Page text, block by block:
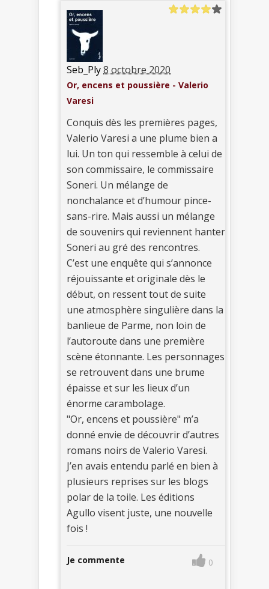
Seb_Ply8 octobre 2020
Or, encens et poussière - Valerio
Varesi
Conquis dès les premières pages,
Valerio Varesi a une plume bien a
lui. Un ton qui ressemble à celui de
son commissaire, le commissaire
Soneri. Un mélange de
nonchalance et d’humour pince-
sans-rire. Mais aussi un mélange
de souvenirs qui reviennent hanter
Soneri au gré des rencontres.
C’est une enquête qui s’annonce
réjouissante et originale dès le
début, on ressent tout de suite
une atmosphère singulière dans la
banlieue de Parme, non loin de
l’autoroute dans une première
scène étonnante. Les personnages
se retrouvent dans une brume
épaisse et sur les lieux d’un
énorme carambolage.
"Or, encens et poussière" m’a
donné envie de découvrir d’autres
romans noirs de Valerio Varesi.
J’en avais entendu parlé en bien à
plusieurs reprises sur les blogs
polar de la toile. Les éditions
Agullo visent juste, une nouvelle
fois !
Je commente 0